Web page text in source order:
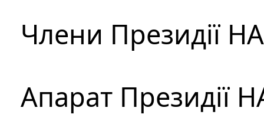
Члени Президії
Апарат Президії